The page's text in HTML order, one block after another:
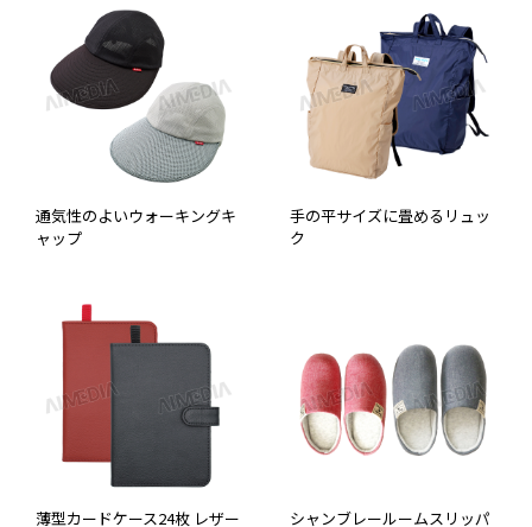
通気性のよいウォーキングキ
ャップ
手の平サイズに畳めるリュッ
ク
薄型カードケース24枚 レザー シャンブレールームスリッパ